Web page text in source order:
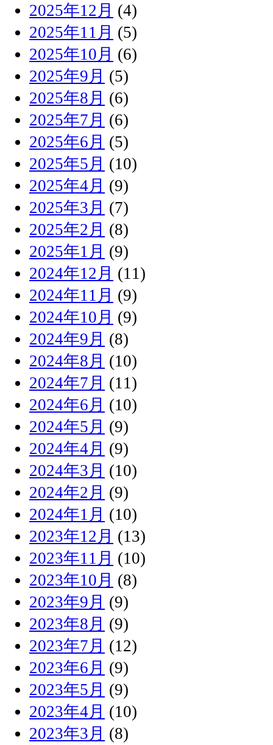
2025年12月 (4)
2025年11月 (5)
2025年10月 (6)
2025年9月 (5)
2025年8月 (6)
2025年7月 (6)
2025年6月 (5)
2025年5月 (10)
2025年4月 (9)
2025年3月 (7)
2025年2月 (8)
2025年1月 (9)
2024年12月 (11)
2024年11月 (9)
2024年10月 (9)
2024年9月 (8)
2024年8月 (10)
2024年7月 (11)
2024年6月 (10)
2024年5月 (9)
2024年4月 (9)
2024年3月 (10)
2024年2月 (9)
2024年1月 (10)
2023年12月 (13)
2023年11月 (10)
2023年10月 (8)
2023年9月 (9)
2023年8月 (9)
2023年7月 (12)
2023年6月 (9)
2023年5月 (9)
2023年4月 (10)
2023年3月 (8)